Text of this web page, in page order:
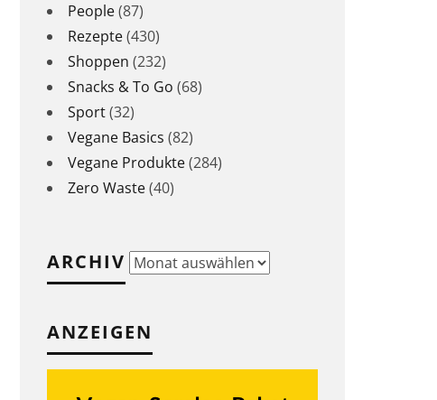
People(87)
Rezepte(430)
Shoppen (232)
Snacks & To Go (68)
Sport(32)
Vegane Basics (82)
Vegane Produkte(284)
Zero Waste(40)
ARCHIV Archiv
ANZEIGEN